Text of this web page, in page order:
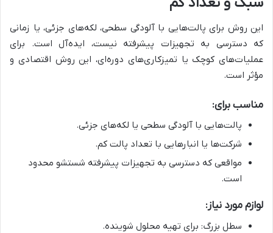
این روش برای پالت‌هایی با آلودگی سطحی، لکه‌های جزئی، یا زمانی
که دسترسی به تجهیزات پیشرفته نیست، ایده‌آل است. برای
عملیات‌های کوچک یا تمیزکاری‌های دوره‌ای، این روش اقتصادی و
مؤثر است.
مناسب برای:
پالت‌هایی با آلودگی سطحی یا لکه‌های جزئی.
شرکت‌ها یا انبارهایی با تعداد پالت کم.
مواقعی که دسترسی به تجهیزات پیشرفته شستشو محدود
است.
لوازم مورد نیاز:
سطل بزرگ: برای تهیه محلول شوینده.